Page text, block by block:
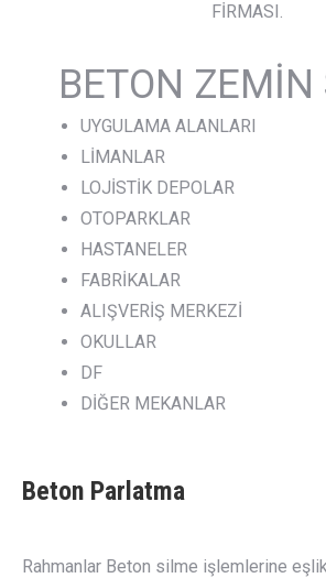
FİRMASI.
BETON ZEMİN
UYGULAMA ALANLARI
LİMANLAR
LOJİSTİK DEPOLAR
OTOPARKLAR
HASTANELER
FABRİKALAR
ALIŞVERİŞ MERKEZİ
OKULLAR
DF
DİĞER MEKANLAR
Beton Parlatma
Rahmanlar Beton silme işlemlerine